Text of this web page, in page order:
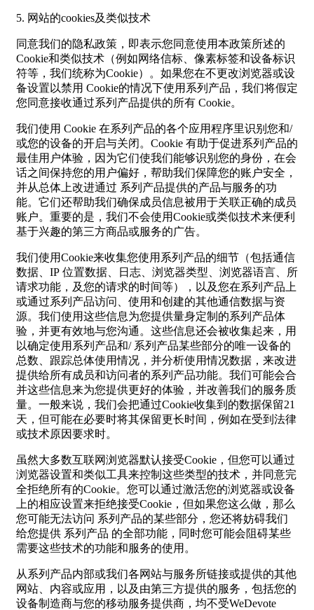
5. 网站的cookies及类似技术
同意我们的隐私政策，即表示您同意使用本政策所述的
Cookie和类似技术（例如网络信标、像素标签和设备标识
符等，我们统称为Cookie）。如果您在不更改浏览器或设
备设置以禁用 Cookie的情况下使用系列产品，我们将假定
您同意接收通过系列产品提供的所有 Cookie。
我们使用 Cookie 在系列产品的各个应用程序里识别您和/
或您的设备的开启与关闭。Cookie 有助于促进系列产品的
最佳用户体验，因为它们使我们能够识别您的身份，在会
话之间保持您的用户偏好，帮助我们保障您的账户安全，
并从总体上改进通过 系列产品提供的产品与服务的功
能。它们还帮助我们确保成员信息被用于关联正确的成员
账户。重要的是，我们不会使用Cookie或类似技术来便利
基于兴趣的第三方商品或服务的广告。
我们使用Cookie来收集您使用系列产品的细节（包括通信
数据、IP 位置数据、日志、浏览器类型、浏览器语言、所
请求功能，及您的请求的时间等），以及您在系列产品上
或通过系列产品访问、使用和创建的其他通信数据与资
源。我们使用这些信息为您提供量身定制的系列产品体
验，并更有效地与您沟通。这些信息还会被收集起来，用
以确定使用系列产品和/ 系列产品某些部分的唯一设备的
总数、跟踪总体使用情况，并分析使用情况数据，来改进
提供给所有成员和访问者的系列产品功能。我们可能会合
并这些信息来为您提供更好的体验，并改善我们的服务质
量。一般来说，我们会把通过Cookie收集到的数据保留21
天，但可能在必要时将其保留更长时间，例如在受到法律
或技术原因要求时。
虽然大多数互联网浏览器默认接受Cookie，但您可以通过
浏览器设置和类似工具来控制这些类型的技术，并同意完
全拒绝所有的Cookie。您可以通过激活您的浏览器或设备
上的相应设置来拒绝接受Cookie，但如果您这么做，那么
您可能无法访问 系列产品的某些部分，您还将妨碍我们
给您提供 系列产品 的全部功能，同时您可能会阻碍某些
需要这些技术的功能和服务的使用。
从系列产品内部或我们各网站与服务所链接或提供的其他
网站、内容或应用，以及由第三方提供的服务，包括您的
设备制造商与您的移动服务提供商，均不受WeDevote